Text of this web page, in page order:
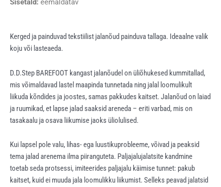
Sisetald: eemaldatav
Kerged ja painduvad tekstiilist jalanõud painduva tallaga. Ideaalne valik
koju või lasteaeda.
D.D.Step BAREFOOT kangast jalanõudel on üliõhukesed kummitallad,
mis võimaldavad lastel maapinda tunnetada ning jalal loomulikult
liikuda kõndides ja joostes, samas pakkudes kaitset. Jalanõud on laiad
ja ruumikad, et lapse jalad saaksid areneda – eriti varbad, mis on
tasakaalu ja osava liikumise jaoks üliolulised.
Kui lapsel pole valu, lihas- ega luustikuprobleeme, võivad ja peaksid
tema jalad arenema ilma piiranguteta. Paljajalujalatsite kandmine
toetab seda protsessi, imiteerides paljajalu käimise tunnet: pakub
kaitset, kuid ei muuda jala loomulikku liikumist. Selleks peavad jalatsid